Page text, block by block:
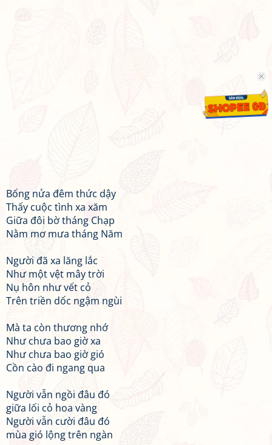
Bống nửa đêm thức dậy
Thấy cuộc tình xa xăm
Giữa đôi bờ tháng Chạp
Nằm mơ mưa tháng Năm
Người đã xa lăng lắc
Như một vệt mây trời
Nụ hôn như vết cỏ
Trên triền dốc ngậm ngùi
Mà ta còn thương nhớ
Như chưa bao giờ xa
Như chưa bao giờ gió
Cồn cào đi ngang qua
Người vẫn ngồi đâu đó
giữa lối cỏ hoa vàng
Người vẫn cười đâu đó
mùa gió lộng trên ngàn